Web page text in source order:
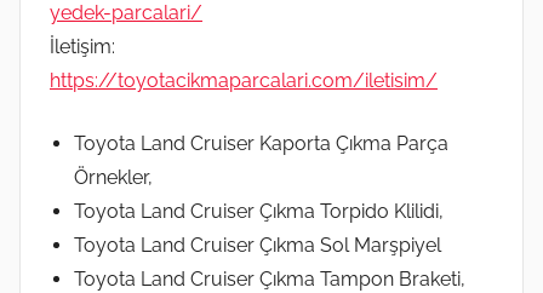
yedek-parcalari/
İletişim:
https://toyotacikmaparcalari.com/iletisim/
Toyota Land Cruiser Kaporta Çıkma Parça
Örnekler,
Toyota Land Cruiser Çıkma Torpido Klilidi,
Toyota Land Cruiser Çıkma Sol Marşpiyel
Toyota Land Cruiser Çıkma Tampon Braketi,